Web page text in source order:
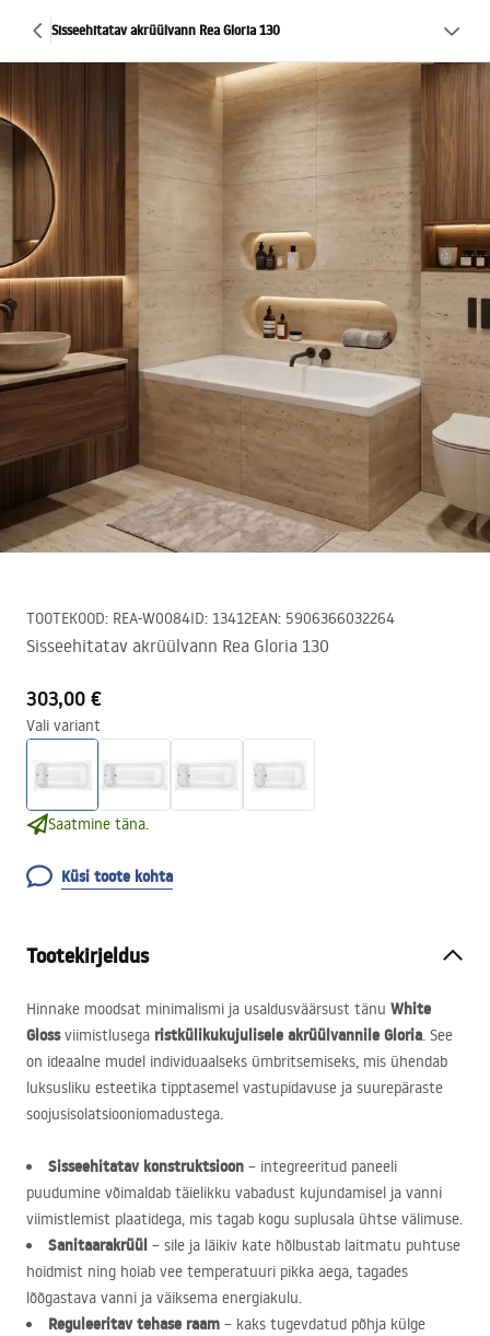
Sisseehitatav akrüülvann Rea Gloria 130
TOOTEKOOD: REA-W0084ID: 13412EAN: 5906366032264
Sisseehitatav akrüülvann Rea Gloria 130
303,00 €
Vali variant
Saatmine täna.
Küsi toote kohta
Tootekirjeldus
Hinnake moodsat minimalismi ja usaldusväärsust tänu White
Glossviimistlusega ristkülikukujulisele akrüülvannile Gloria. See
on ideaalne mudel individuaalseks ümbritsemiseks, mis ühendab
luksusliku esteetika tipptasemel vastupidavuse ja suurepäraste
soojusisolatsiooniomadustega.
Sisseehitatav konstruktsioon – integreeritud paneeli
puudumine võimaldab täielikku vabadust kujundamisel ja vanni
viimistlemist plaatidega, mis tagab kogu suplusala ühtse välimuse.
Sanitaarakrüül – sile ja läikiv kate hõlbustab laitmatu puhtuse
hoidmist ning hoiab vee temperatuuri pikka aega, tagades
lõõgastava vanni ja väiksema energiakulu.
Reguleeritav tehase raam – kaks tugevdatud põhja külge